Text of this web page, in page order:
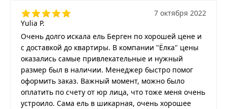
Yulia P.
7 октября 2022
Очень долго искала ель Берген по хорошей цене и
с доставкой до квартиры. В компании "Ёлка" цены
оказались самые привлекательные и нужный
размер был в наличии. Менеджер быстро помог
оформить заказ. Важный момент, можно было
оплатить по счету от юр лица, что тоже меня очень
устроило. Сама ель в шикарная, очень хорошее